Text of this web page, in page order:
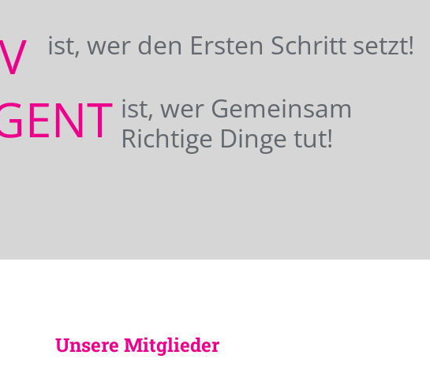
ist, wer den Ersten Schritt setzt!
ist, wer Gemeinsam
Richtige Dinge tut!
Unsere Mitglieder